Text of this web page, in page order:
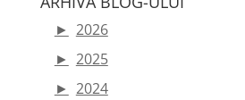
► 2026
► 2025
► 2024